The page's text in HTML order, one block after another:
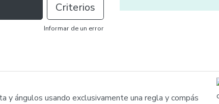
Criterios
Informar de un error
y ángulos usando exclusivamente una regla y compás